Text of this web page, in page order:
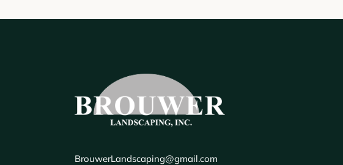
BrouwerLandscaping@gmail.com